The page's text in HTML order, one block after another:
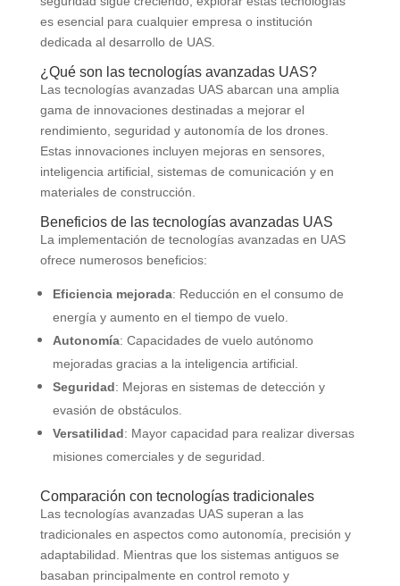
es esencial para cualquier empresa o institución
dedicada al desarrollo de UAS.
¿Qué son las tecnologías avanzadas UAS?
Las tecnologías avanzadas UAS abarcan una amplia
gama de innovaciones destinadas a mejorar el
rendimiento, seguridad y autonomía de los drones.
Estas innovaciones incluyen mejoras en sensores,
inteligencia artificial, sistemas de comunicación y en
materiales de construcción.
Beneficios de las tecnologías avanzadas UAS
La implementación de tecnologías avanzadas en UAS
ofrece numerosos beneficios:
Eficiencia mejorada: Reducción en el consumo de
energía y aumento en el tiempo de vuelo.
Autonomía: Capacidades de vuelo autónomo
mejoradas gracias a la inteligencia artificial.
Seguridad: Mejoras en sistemas de detección y
evasión de obstáculos.
Versatilidad: Mayor capacidad para realizar diversas
misiones comerciales y de seguridad.
Comparación con tecnologías tradicionales
Las tecnologías avanzadas UAS superan a las
tradicionales en aspectos como autonomía, precisión y
adaptabilidad. Mientras que los sistemas antiguos se
basaban principalmente en control remoto y